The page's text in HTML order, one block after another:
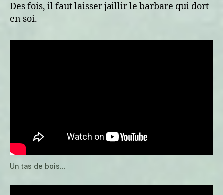
Des fois, il faut laisser jaillir le barbare qui dort
en soi.
Un tas de bois…